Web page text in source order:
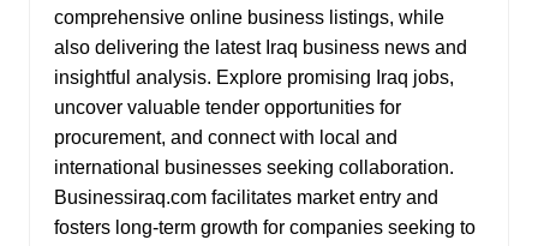
comprehensive online business listings, while
also delivering the latest Iraq business news and
insightful analysis. Explore promising Iraq jobs,
uncover valuable tender opportunities for
procurement, and connect with local and
international businesses seeking collaboration.
Businessiraq.com facilitates market entry and
fosters long-term growth for companies seeking to